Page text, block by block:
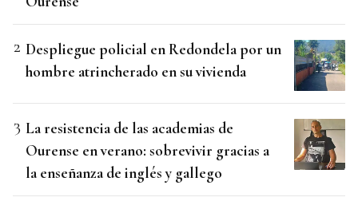
Despliegue policial en Redondela por un
hombre atrincherado en su vivienda
La resistencia de las academias de
Ourense en verano: sobrevivir gracias a
la enseñanza de inglés y gallego